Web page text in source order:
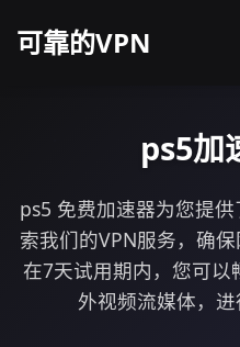
可靠的VPN
ps5加
ps5 免费加速器为您提
索我们的VPN服务，确
在7天试用期内，您可
外视频流媒体，进